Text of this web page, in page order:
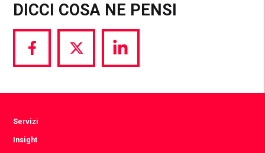
DICCI COSA NE PENSI
Share
via
Share
via
Share
via
Servizi
Insight